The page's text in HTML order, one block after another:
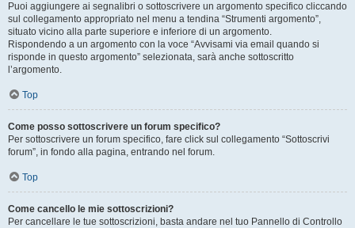
Puoi aggiungere ai segnalibri o sottoscrivere un argomento specifico cliccando
sul collegamento appropriato nel menu a tendina “Strumenti argomento”,
situato vicino alla parte superiore e inferiore di un argomento.
Rispondendo a un argomento con la voce “Avvisami via email quando si
risponde in questo argomento” selezionata, sarà anche sottoscritto
l’argomento.
Top
Come posso sottoscrivere un forum specifico?
Per sottoscrivere un forum specifico, fare click sul collegamento “Sottoscrivi
forum”, in fondo alla pagina, entrando nel forum.
Top
Come cancello le mie sottoscrizioni?
Per cancellare le tue sottoscrizioni, basta andare nel tuo Pannello di Controllo